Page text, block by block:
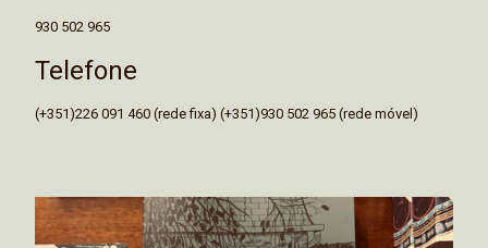
930 502 965
Telefone
(+351)226 091 460 (rede fixa) (+351)930 502 965 (rede móvel)